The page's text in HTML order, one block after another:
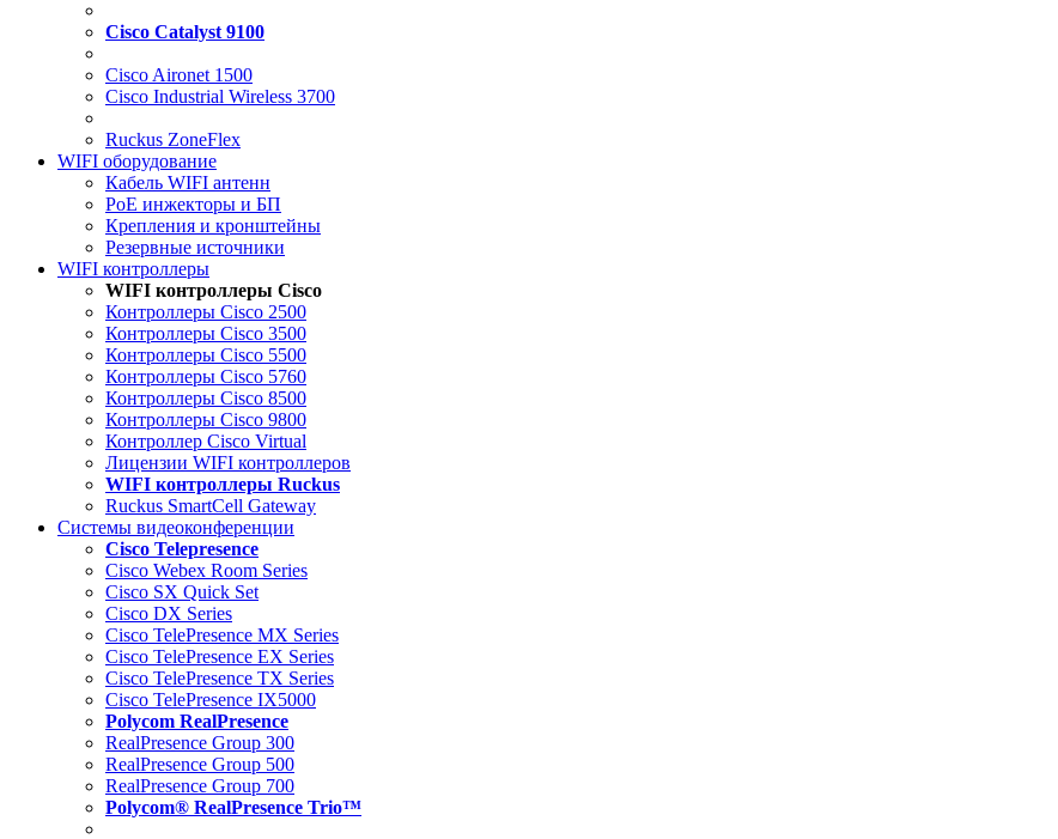
Cisco Catalyst 9100
Cisco Aironet 1500
Cisco Industrial Wireless 3700
Ruckus ZoneFlex
WIFI оборудование
Кабель WIFI антенн
PoE инжекторы и БП
Крепления и кронштейны
Резервные источники
WIFI контроллеры
WIFI контроллеры Cisco
Контроллеры Cisco 2500
Контроллеры Cisco 3500
Контроллеры Cisco 5500
Контроллеры Cisco 5760
Контроллеры Cisco 8500
Контроллеры Cisco 9800
Контроллер Cisco Virtual
Лицензии WIFI контроллеров
WIFI контроллеры Ruckus
Ruckus SmartCell Gateway
Системы видеоконференции
Cisco Telepresence
Cisco Webex Room Series
Cisco SX Quick Set
Cisco DX Series
Cisco TelePresence MX Series
Cisco TelePresence EX Series
Cisco TelePresence TX Series
Cisco TelePresence IX5000
Polycom RealPresence
RealPresence Group 300
RealPresence Group 500
RealPresence Group 700
Polycom® RealPresence Trio™